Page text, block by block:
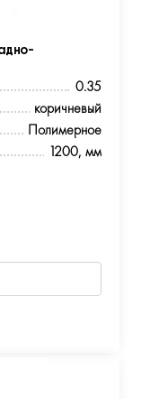
0.35
коричневый
Полимерное
1200, мм